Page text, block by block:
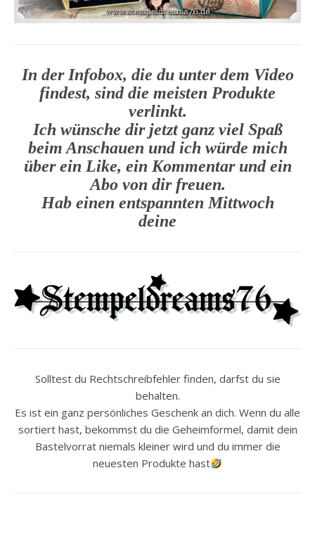
In der Infobox, die du unter dem Video
findest, sind die meisten Produkte
verlinkt.
Ich wünsche dir jetzt ganz viel Spaß
beim Anschauen und ich würde mich
über ein Like, ein Kommentar und ein
Abo von dir freuen.
Hab einen entspannten Mittwoch
deine
Solltest du Rechtschreibfehler finden, darfst du sie
behalten.
Es ist ein ganz persönliches Geschenk an dich. Wenn du alle
sortiert hast, bekommst du die Geheimformel, damit dein
Bastelvorrat niemals kleiner wird und du immer die
neuesten Produkte hast